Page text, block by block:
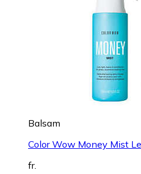
Balsam
Color Wow Money Mist
fr.